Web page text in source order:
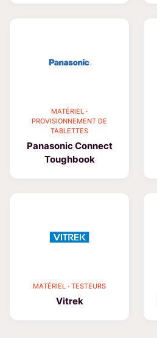
MATÉRIEL ·
PROVISIONNEMENT DE
TABLETTES
Panasonic Connect
Toughbook
MATÉRIEL · TESTEURS
Vitrek